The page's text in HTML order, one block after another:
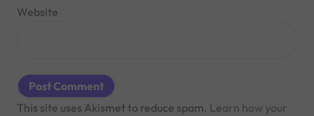
Website
This site uses Akismet to reduce spam. Learn how your